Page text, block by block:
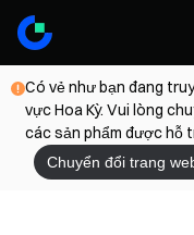
Có vẻ như bạn đang
vực Hoa Kỳ. Vui lòng
các sản phẩm được hỗ
Chuyển đổi trang